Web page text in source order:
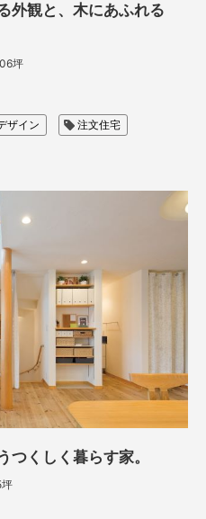
外観と、木にあふれる
坪
ザイン 注文住宅
つくしく暮らす家。